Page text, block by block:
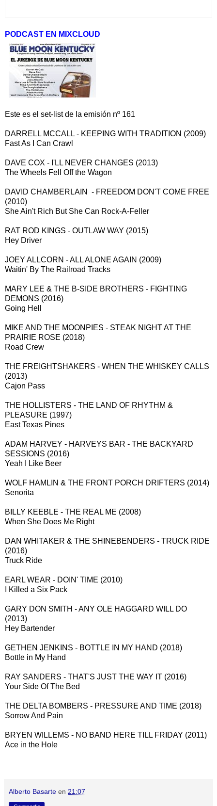
PODCAST EN MIXCLOUD
Este es el set-list de la emisión nº 161
DARRELL MCCALL - KEEPING WITH TRADITION (2009)
Fast As I Can Crawl
DAVE COX - I'LL NEVER CHANGES (2013)
The Wheels Fell Off the Wagon
DAVID CHAMBERLAIN - FREEDOM DON'T COME FREE
(2010)
She Ain't Rich But She Can Rock-A-Feller
RAT ROD KINGS - OUTLAW WAY (2015)
Hey Driver
JOEY ALLCORN - ALL ALONE AGAIN (2009)
Waitin' By The Railroad Tracks
MARY LEE & THE B-SIDE BROTHERS - FIGHTING
DEMONS (2016)
Going Hell
MIKE AND THE MOONPIES - STEAK NIGHT AT THE
PRAIRIE ROSE (2018)
Road Crew
THE FREIGHTSHAKERS - WHEN THE WHISKEY CALLS
(2013)
Cajon Pass
THE HOLLISTERS - THE LAND OF RHYTHM &
PLEASURE (1997)
East Texas Pines
ADAM HARVEY - HARVEYS BAR - THE BACKYARD
SESSIONS (2016)
Yeah I Like Beer
WOLF HAMLIN & THE FRONT PORCH DRIFTERS (2014)
Senorita
BILLY KEEBLE - THE REAL ME (2008)
When She Does Me Right
DAN WHITAKER & THE SHINEBENDERS - TRUCK RIDE
(2016)
Truck Ride
EARL WEAR - DOIN' TIME (2010)
I Killed a Six Pack
GARY DON SMITH - ANY OLE HAGGARD WILL DO
(2013)
Hey Bartender
GETHEN JENKINS - BOTTLE IN MY HAND (2018)
Bottle in My Hand
RAY SANDERS - THAT'S JUST THE WAY IT (2016)
Your Side Of The Bed
THE DELTA BOMBERS - PRESSURE AND TIME (2018)
Sorrow And Pain
BRYEN WILLEMS - NO BAND HERE TILL FRIDAY (2011)
Ace in the Hole
Alberto Basarte en 21:07